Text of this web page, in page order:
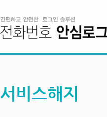
서비스해지